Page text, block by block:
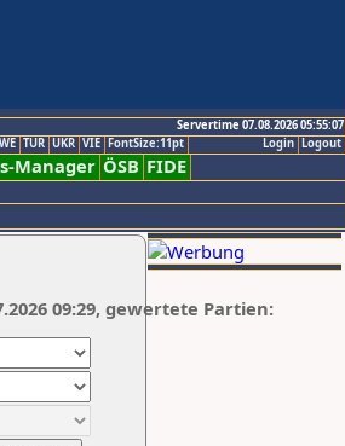
Servertime 07.08.2026 05:55:07
Logout
Login
TUR UKR VIE FontSize:11pt
Manager ÖSB FIDE
09:29, gewertete Partien: